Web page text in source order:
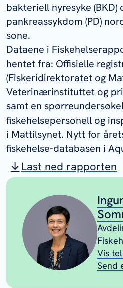
bakteriell nyresyke
pankreassykdom (PD)
sone.
Dataene i
hentet fra: Offisielle
(Fiskeridirektoratet og
Veterinærinstituttet og
samt en
fiskehelsepersonell og
i Mattilsynet. Nytt for
fiskehelse-databasen i
Last ned rapporten
Vis
Send